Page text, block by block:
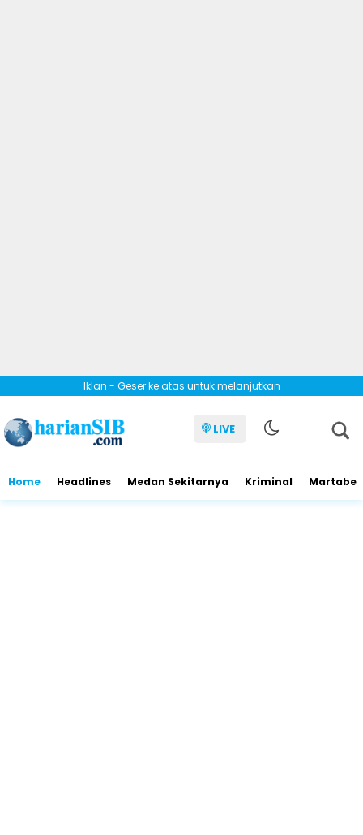
Iklan - Geser ke atas untuk melanjutkan
LIVE
Home Headlines Medan Sekitarnya Kriminal Martabe